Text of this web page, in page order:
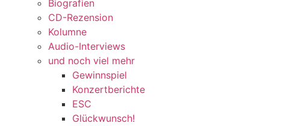
Biografien
CD-Rezension
Kolumne
Audio-Interviews
und noch viel mehr
Gewinnspiel
Konzertberichte
ESC
Glückwunsch!